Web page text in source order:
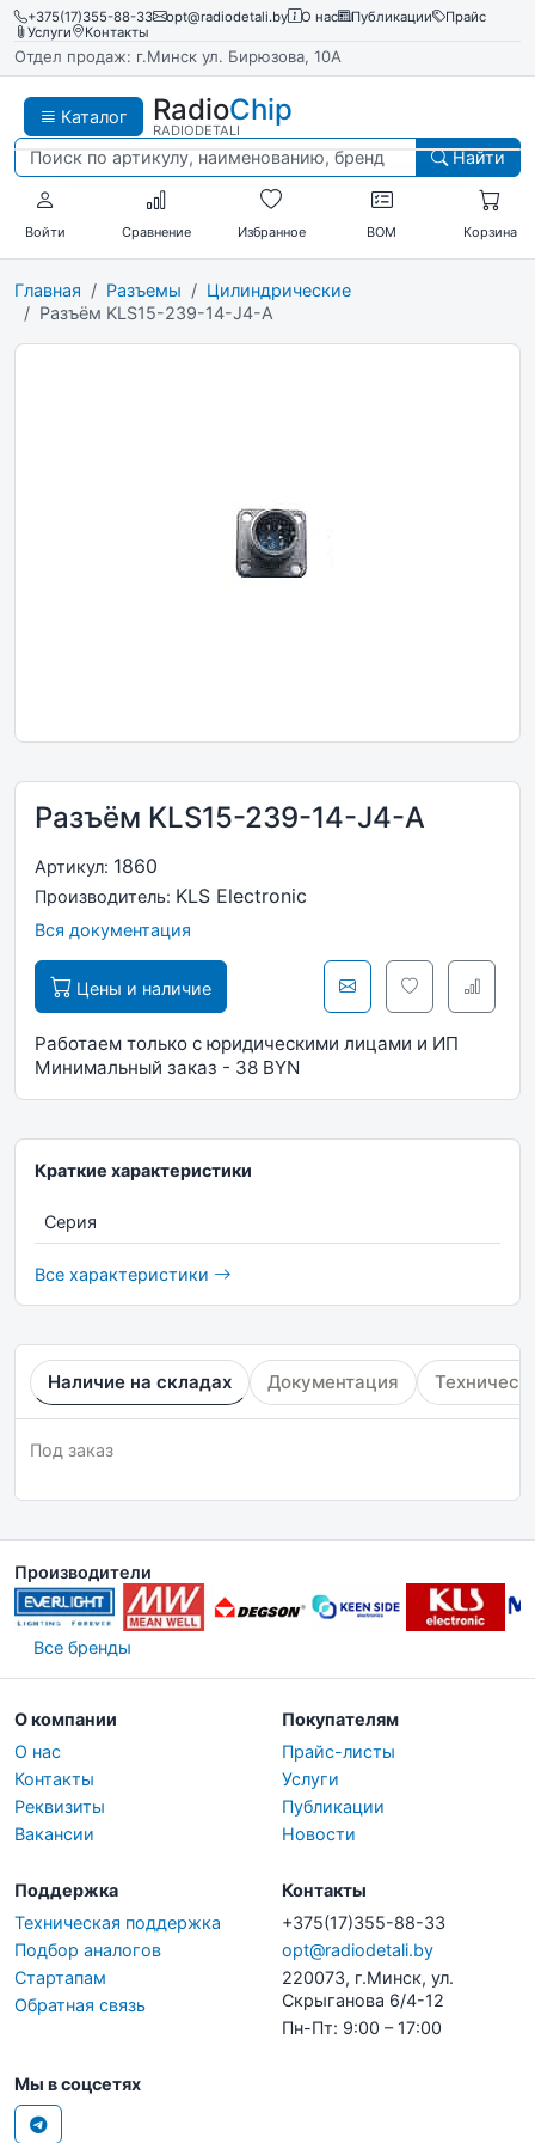
+375(17)355-88-33 opt@radiodetali.by О нас Публикации
Прайс
Услуги
Контакты
Отдел продаж: г.Минск ул. Бирюзова, 10А
Каталог RadioChip
RADIODETALI
Найти
Войти Сравнение Избранное BOM Корзина
Главная Разъемы
Цилиндрические
Разъём KLS15-239-14-J4-A
Разъём KLS15-239-14-J4-A
Артикул: 1860
Производитель: KLS Electronic
Вся документация
Цены и наличие
Работаем только с юридическими лицами и ИП
Минимальный заказ - 38 BYN
Краткие характеристики
Серия
Все характеристики
Наличие на складах Документация
Под заказ
Производители
Все бренды
О компании
О нас
Контакты
Реквизиты
Вакансии
Покупателям
Прайс-листы
Услуги
Публикации
Новости
Поддержка
Техническая поддержка
Подбор аналогов
Стартапам
Обратная связь
Контакты
+375(17)355-88-33
opt@radiodetali.by
220073, г.Минск, ул.
Скрыганова 6/4-12
Пн-Пт: 9:00 – 17:00
Мы в соцсетях